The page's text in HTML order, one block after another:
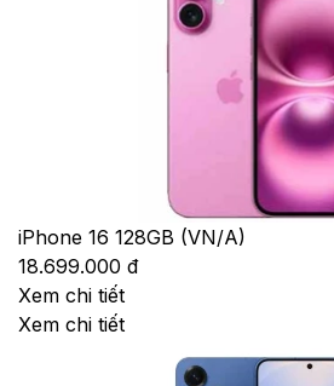
iPhone 16 128GB (VN/A)
18.699.000 đ
Xem chi tiết
Xem chi tiết